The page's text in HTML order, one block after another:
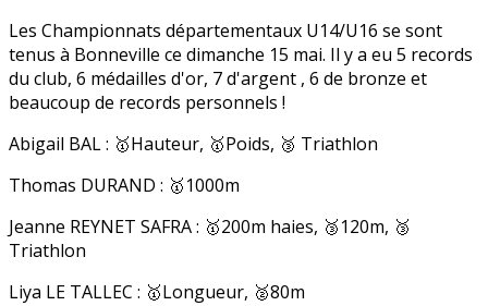
Les Championnats départementaux U14/U16 se sont
tenus à Bonneville ce dimanche 15 mai. Il y a eu 5 records
du club, 6 médailles d'or, 7 d'argent , 6 de bronze et
beaucoup de records personnels !
Abigail BAL : 🥇Hauteur, 🥇Poids, 🥉 Triathlon
Thomas DURAND : 🥇1000m
Jeanne REYNET SAFRA : 🥇200m haies, 🥉120m, 🥉
Triathlon
Liya LE TALLEC : 🥇Longueur, 🥈80m